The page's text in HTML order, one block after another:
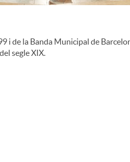
i de la Banda Municipal de
segle XIX.